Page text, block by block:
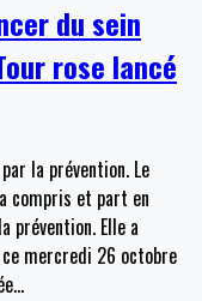
du sein
rose lancé
la prévention. Le
compris et part en
prévention. Elle a
mercredi 26 octobre
…